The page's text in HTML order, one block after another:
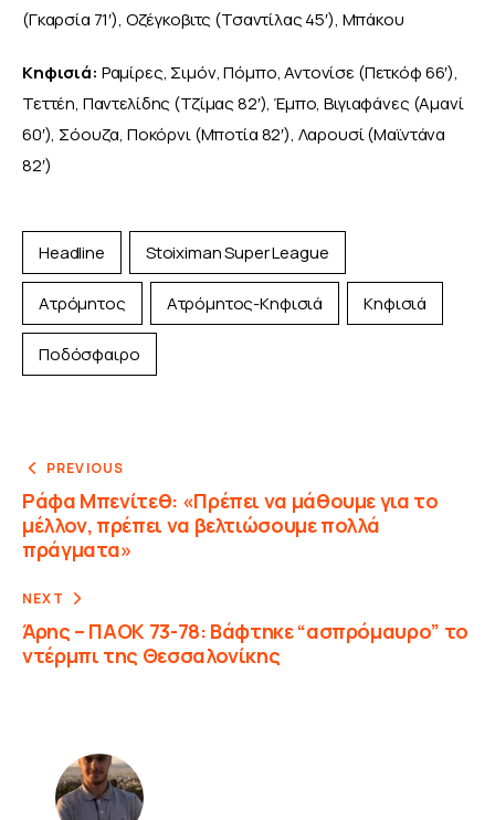
(Γκαρσία 71′), Οζέγκοβιτς (Τσαντίλας 45′), Μπάκου
Κηφισιά: Ραμίρες, Σιμόν, Πόμπο, Αντονίσε (Πετκόφ 66′),
Τεττέη, Παντελίδης (Τζίμας 82′), Έμπο, Βιγιαφάνες (Αμανί
60′), Σόουζα, Ποκόρνι (Μποτία 82′), Λαρουσί (Μαϊντάνα
82′)
Headline Stoiximan Super League
Ατρόμητος Ατρόμητος-Κηφισιά Κηφισιά
Ποδόσφαιρο
PREVIOUS
Ράφα Μπενίτεθ: «Πρέπει να μάθουμε για το
μέλλον, πρέπει να βελτιώσουμε πολλά
πράγματα»
NEXT
Άρης – ΠΑΟΚ 73-78: Βάφτηκε “ασπρόμαυρο” το
ντέρμπι της Θεσσαλονίκης